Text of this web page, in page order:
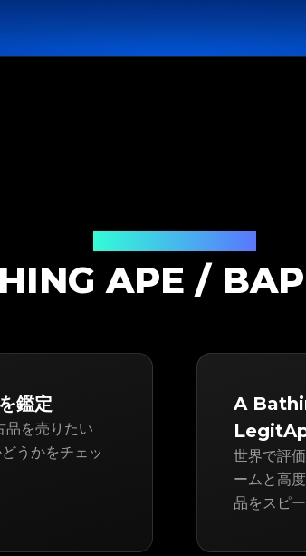
APE /
鑑定
を売りたい
うかをチェッ
A
世界で評
ームと高
品をスピ